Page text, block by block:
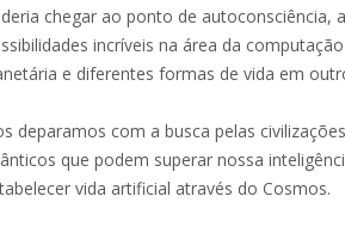
chegar ao ponto de autoconsciência,
incríveis na área da
e diferentes formas de vida em
deparamos com a busca pelas
que podem superar nossa
vida artificial através do Cosmos.